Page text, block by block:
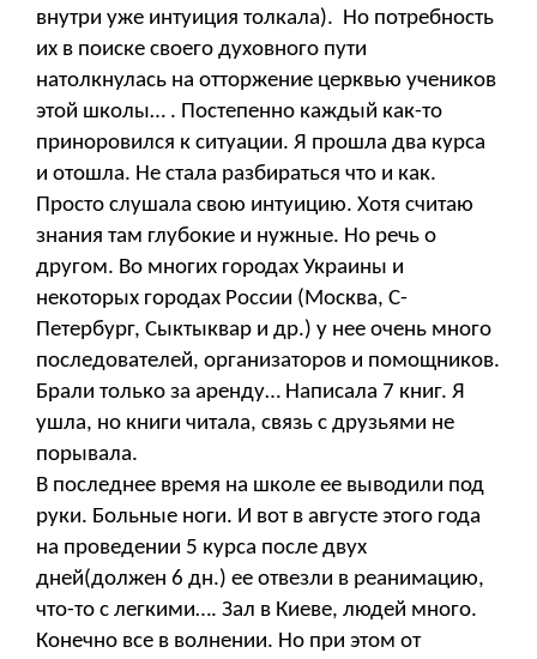
внутри уже интуиция толкала). Но потребность
их в поиске своего духовного пути
натолкнулась на отторжение церквью учеников
этой школы… . Постепенно каждый как-то
приноровился к ситуации. Я прошла два курса
и отошла. Не стала разбираться что и как.
Просто слушала свою интуицию. Хотя считаю
знания там глубокие и нужные. Но речь о
другом. Во многих городах Украины и
некоторых городах России (Москва, С-
Петербург, Сыктыквар и др.) у нее очень много
последователей, организаторов и помощников.
Брали только за аренду… Написала 7 книг. Я
ушла, но книги читала, связь с друзьями не
порывала.
В последнее время на школе ее выводили под
руки. Больные ноги. И вот в августе этого года
на проведении 5 курса после двух
дней(должен 6 дн.) ее отвезли в реанимацию,
что-то с легкими…. Зал в Киеве, людей много.
Конечно все в волнении. Но при этом от